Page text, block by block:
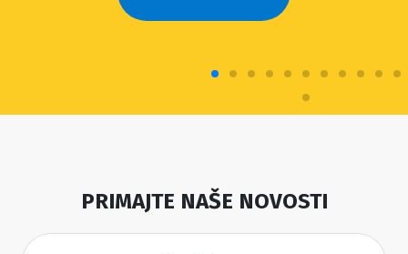
PRIMAJTE NAŠE NOVOSTI